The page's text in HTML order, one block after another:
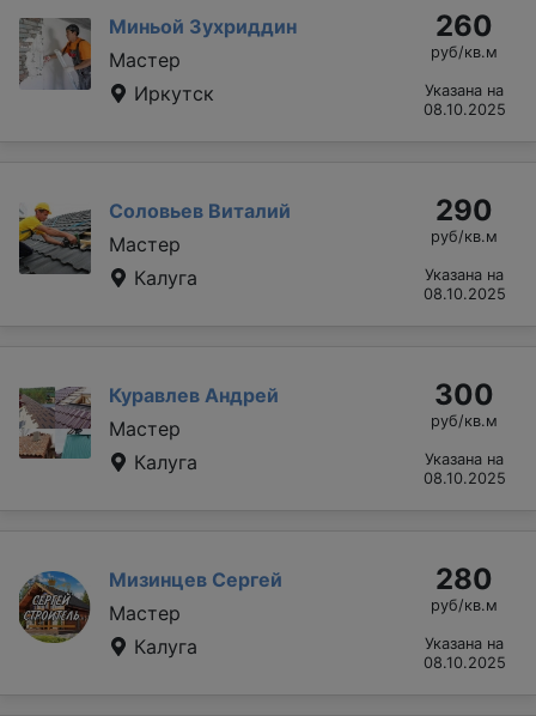
Миньой Зухриддин
Мастер
Иркутск
260
руб/кв.м
Указана на
08.10.2025
Соловьев Виталий
Мастер
Калуга
290
руб/кв.м
Указана на
08.10.2025
Куравлев Андрей
Мастер
Калуга
300
руб/кв.м
Указана на
08.10.2025
Мизинцев Сергей
Мастер
Калуга
280
руб/кв.м
Указана на
08.10.2025